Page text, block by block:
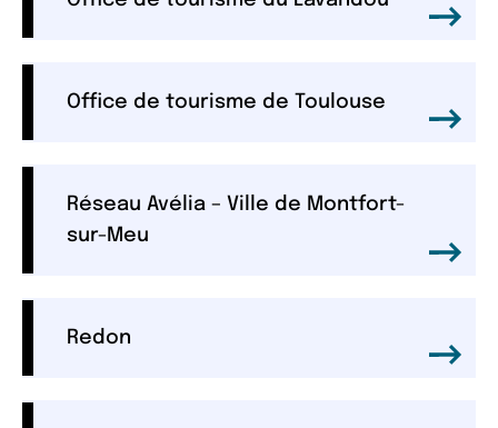
Office de tourisme de Toulouse
Réseau Avélia – Ville de Montfort-
sur-Meu
Redon